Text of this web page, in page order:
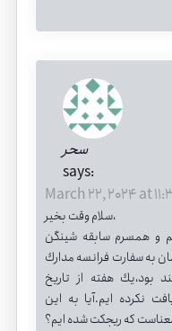
سحر
says:
March 22, 2024 at
سلام وقت بخير،
و همسرم سابقه شينگن
هر سه مان به سفارت فرانسه مدارك
بليطمان ٢٩ اسفند بود،يك هفته از تاريخ
نكرده ايم.آيا به اين
كه ريجكت شده ايم؟